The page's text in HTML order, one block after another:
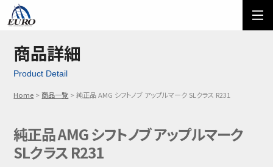
ご利用方法
メール問い合わせ
商品詳細
Product Detail
Home 商品一覧 純正品 AMG シフトノブ アップルマーク SLクラス R231
純正品 AMG シフトノブ アップルマーク
SLクラス R231